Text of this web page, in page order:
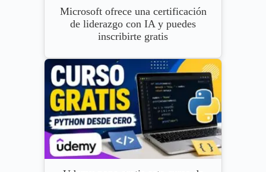
Microsoft ofrece una certificación
de liderazgo con IA y puedes
inscribirte gratis